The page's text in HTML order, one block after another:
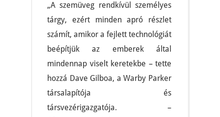
„A szemüveg rendkívül személyes
tárgy, ezért minden apró részlet
számít, amikor a fejlett technológiát
beépítjük az emberek által
mindennap viselt keretekbe – tette
hozzá Dave Gilboa, a Warby Parker
társalapítója és
társvezérigazgatója. –